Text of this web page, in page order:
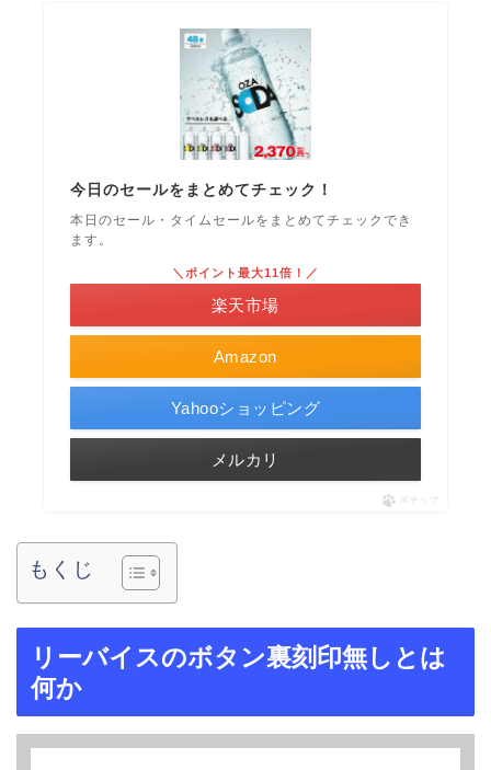
今日のセールをまとめてチェック！
本日のセール・タイムセールをまとめてチェックでき
ます。
Amazon
＼ポイント最大11倍！／
楽天市場
Yahooショッピング
メルカリ
ポチップ
もくじ
リーバイスのボタン裏刻印無しとは
何か